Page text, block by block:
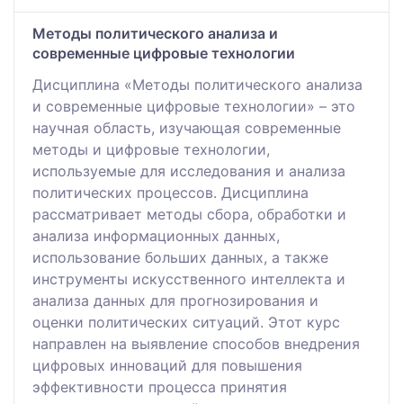
Методы политического анализа и
современные цифровые технологии
Дисциплина «Методы политического анализа
и современные цифровые технологии» – это
научная область, изучающая современные
методы и цифровые технологии,
используемые для исследования и анализа
политических процессов. Дисциплина
рассматривает методы сбора, обработки и
анализа информационных данных,
использование больших данных, а также
инструменты искусственного интеллекта и
анализа данных для прогнозирования и
оценки политических ситуаций. Этот курс
направлен на выявление способов внедрения
цифровых инноваций для повышения
эффективности процесса принятия